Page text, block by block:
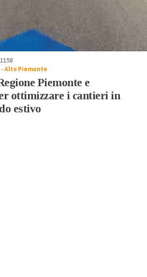
-Alto Piemonte
Piemonte e
ottimizzare i cantieri in
estivo